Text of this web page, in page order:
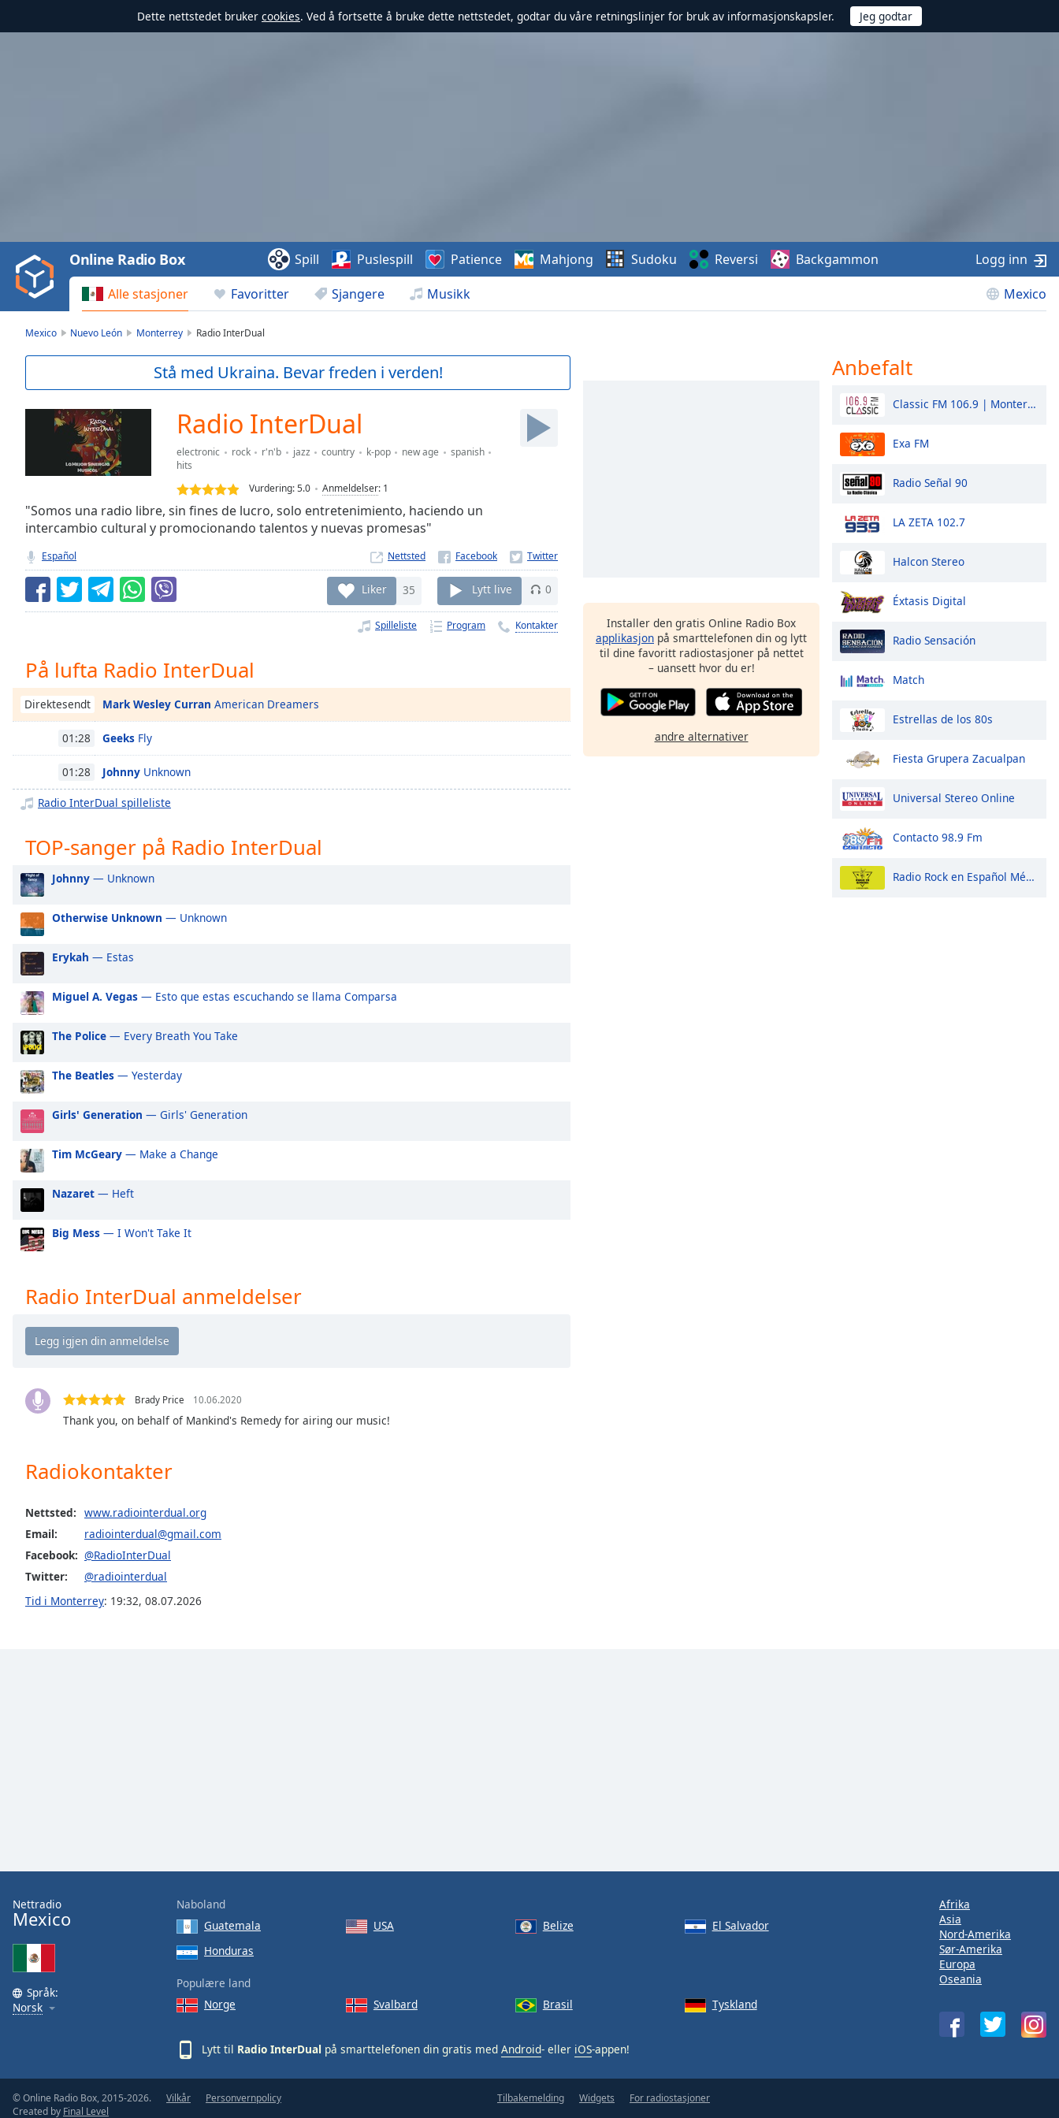
Dette nettstedet bruker cookies. Ved å fortsette å bruke dette nettstedet, godtar du våre retningslinjer for bruk av informasjonskapsler.
Video
Play
Backward
Skip
Current
Duration-:-
Stream
Seek to
live,
behind
LIVE
Remaining
Time
Playback
Rate
Chapters
Chapters
Descriptions
descriptions
subtitles
settings,
opens
subtitles
settings
subtitles
off
selected
Track
Picture-
in-
Picture
Fullscreen
This
window.
dialog
window.
Escape
close
Background
Text
Edge
Font
Close
Alle stasjoner Favoritter Sjangere Musikk Mexico
Online Radio Box Spill Puslespill Patience Mahjong Sudoku Reversi Backgammon Logg inn
Mexico Nuevo León Monterrey Radio InterDual
Stå med Ukraina. Bevar freden i verden!
Radio InterDual
electronic rock r'n'b jazz country k-pop new age
spanish
hits
Vurdering:5.0 Anmeldelser: 1
"Somos una radio libre, sin fines de lucro, solo entretenimiento, haciendo un
intercambio cultural y promocionando talentos y nuevas promesas"
Español Nettsted
Liker 35 Lytt live 0
Spilleliste Program Kontakter
På lufta Radio InterDual
Direktesendt Mark Wesley Curran American Dreamers
01:28 Geeks Fly
01:28 Johnny Unknown
Radio InterDual spilleliste
TOP-sanger på Radio InterDual
Johnny — Unknown
Otherwise Unknown — Unknown
Erykah — Estas
Miguel A. Vegas — Esto que estas escuchando se llama Comparsa
The Police — Every Breath You Take
The Beatles — Yesterday
Girls' Generation — Girls' Generation
Tim McGeary — Make a Change
Nazaret — Heft
Big Mess — I Won't Take It
Radio InterDual anmeldelser
Brady Price 10.06.2020
Thank you, on behalf of Mankind's Remedy for airing our music!
Radiokontakter
Nettsted: www.radiointerdual.org
Email:
radiointerdual@gmail.com
Facebook: @RadioInterDual
Twitter:
@radiointerdual
Tid i Monterrey: 19:32, 08.07.2026
Installer den gratis Online Radio Box
applikasjon på smarttelefonen din og lytt
til dine favoritt radiostasjoner på nettet
– uansett hvor du er!
andre alternativer
Anbefalt
Classic FM 106.9 | Monterrey
Exa FM
Radio Señal 90
LA ZETA 102.7
Halcon Stereo
Éxtasis Digital
Radio Sensación
Match
Estrellas de los 80s
Fiesta Grupera Zacualpan
Universal Stereo Online
Contacto 98.9 Fm
Radio Rock en Español México
Nettradio
Mexico
Språk:
Norsk
Naboland
Guatemala
USA Belize
El Salvador
Honduras
Populære land
Norge
Svalbard Brasil Tyskland
Lytt til Radio InterDual på smarttelefonen din gratis med Android- eller iOS-appen!
Afrika
Asia
Nord-Amerika
Sør-Amerika
Europa
Oseania
© Online Radio Box, 2015-2026.
Created by Final Level
Vilkår Personvernpolicy Tilbakemelding Widgets For radiostasjoner